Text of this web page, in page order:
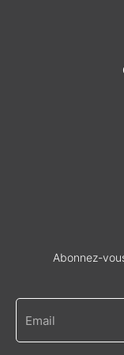
Abonnez-
mail